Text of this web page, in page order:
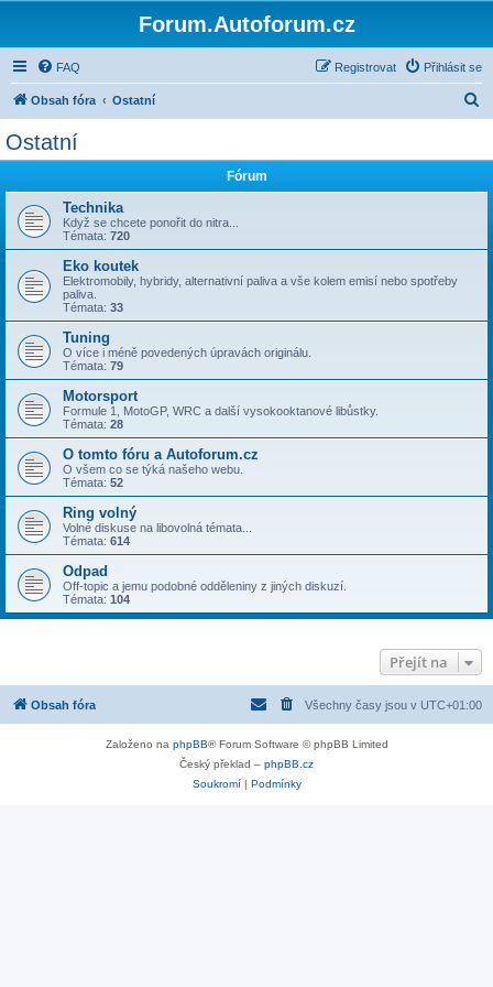
Forum.Autoforum.cz
FAQ Přihlásit se
Registrovat
Obsah fóra Ostatní
Ostatní
Fórum
Technika
Když se chcete ponořit do nitra...
Témata: 720
Eko koutek
Elektromobily, hybridy, alternativní paliva a vše kolem emisí nebo spotřeby
paliva.
Témata: 33
Tuning
O více i méně povedených úpravách originálu.
Témata: 79
Motorsport
Formule 1, MotoGP, WRC a další vysokooktanové libůstky.
Témata: 28
O tomto fóru a Autoforum.cz
O všem co se týká našeho webu.
Témata: 52
Ring volný
Volné diskuse na libovolná témata...
Témata: 614
Odpad
Off-topic a jemu podobné odděleniny z jiných diskuzí.
Témata: 104
Přejít na
Obsah fóra Všechny časy jsou v UTC+01:00
Založeno na phpBB® Forum Software © phpBB Limited
Český překlad – phpBB.cz
Soukromí| Podmínky